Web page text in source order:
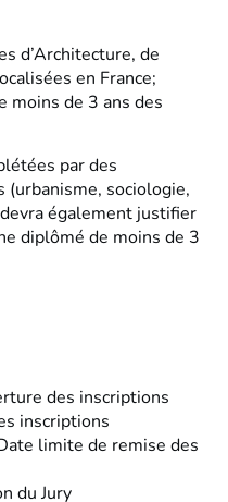
d’Architecture, de
en France;
moins de 3 ans des
par des
sociologie,
également justifier
diplômé de moins de 3
des inscriptions
inscriptions
limite de remise des
du Jury